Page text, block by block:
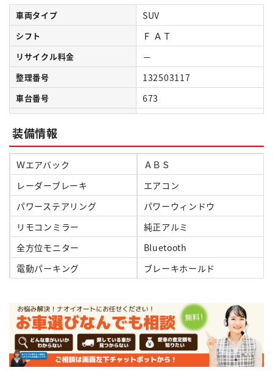
車両タイプ SUV
シフト Ｆ ＡＴ
リサイクル料金 －
整理番号 132503117
車台番号 673
装備情報
Ｗエアバック
ＡＢＳ
レーダーブレーキ
エアコン
パワーステアリング
パワーウィンドウ
リモコンミラー
純正アルミ
全方位モニター
Bluetooth
電動パーキング
ブレーキホールド